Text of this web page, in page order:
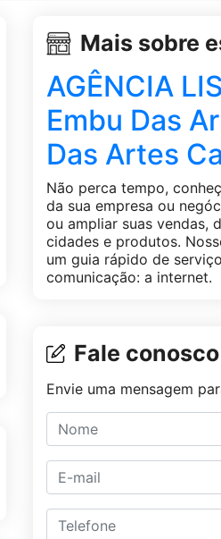
Mais sobre
AGÊNCIA
Embu Das
Das Artes
Não perca tempo,
da sua empresa ou
ou ampliar suas vendas,
cidades e produtos.
um guia rápido de
comunicação: a internet.
Fale conosco
Envie uma mensagem